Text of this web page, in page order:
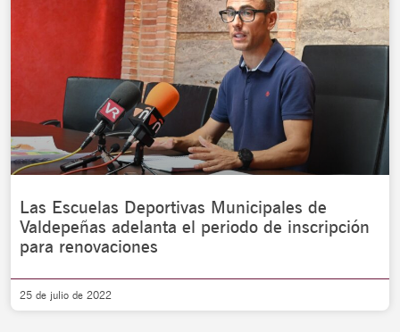
Las Escuelas Deportivas Municipales de
Valdepeñas adelanta el periodo de inscripción
para renovaciones
25 de julio de 2022